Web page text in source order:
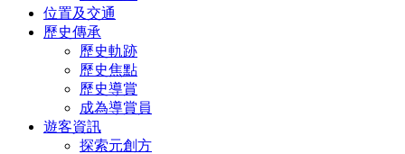
位置及交通
歷史傳承
歷史軌跡
歷史焦點
歷史導賞
成為導賞員
遊客資訊
探索元創方